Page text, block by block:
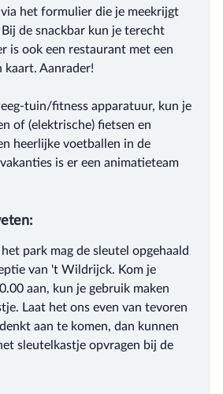
het formulier die je meekrijgt
de snackbar kun je terecht
is ook een restaurant met een
kaart. Aanrader!
tuin/fitness apparatuur, kun je
of (elektrische) fietsen en
heerlijke voetballen in de
is er een animatieteam
park mag de sleutel opgehaald
van 't Wildrijck. Kom je
aan, kun je gebruik maken
Laat het ons even van tevoren
aan te komen, dan kunnen
sleutelkastje opvragen bij de